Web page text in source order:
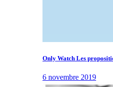
Only Watch Les
6 novembre 2019